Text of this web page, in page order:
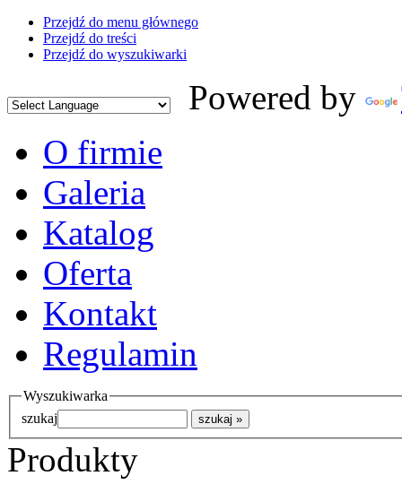
Przejdź do menu głównego
Przejdź do treści
Przejdź do wyszukiwarki
Powered by
O firmie
Galeria
Katalog
Oferta
Kontakt
Regulamin
Wyszukiwarka
szukaj
Produkty